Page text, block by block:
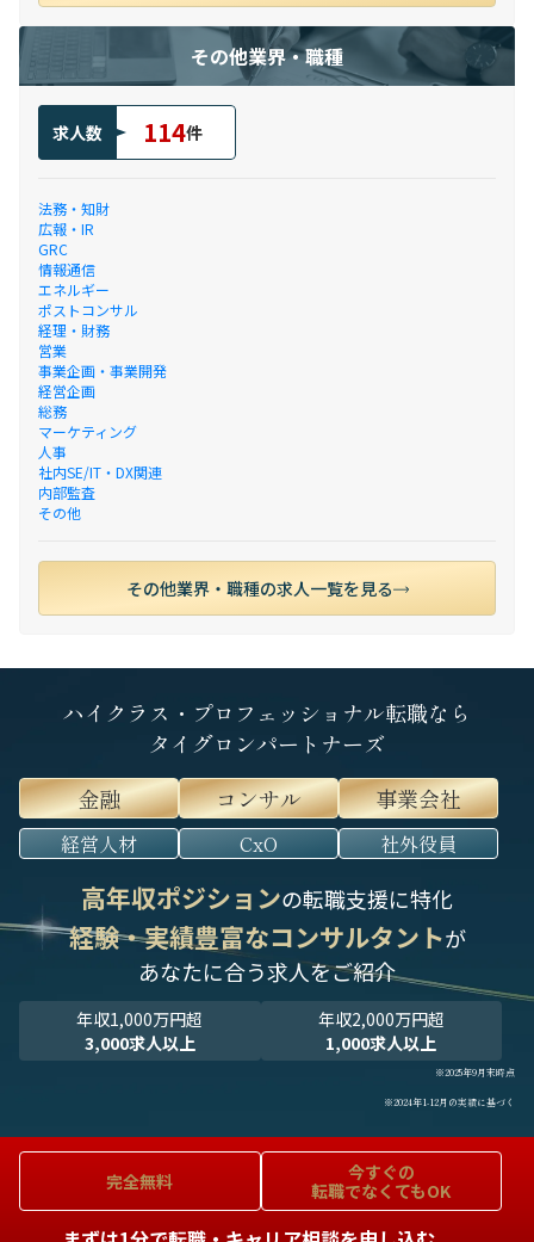
その他業界・職種
求人数 114件
法務・知財
広報・IR
GRC
情報通信
エネルギー
ポストコンサル
経理・財務
営業
事業企画・事業開発
経営企画
総務
マーケティング
人事
社内SE/IT・DX関連
内部監査
その他
その他業界・職種の求人一覧を見る
ハイクラス・プロフェッショナル転職なら
タイグロンパートナーズ
金融
コンサル 事業会社
経営人材 CxO 社外役員
高年収ポジションの転職支援に特化
経験・実績豊富なコンサルタントが
あなたに合う求人をご紹介
年収1,000万円超
3,000求人以上
年収2,000万円超
1,000求人以上
※2025年9月末時点
※2024年1-12月の実績に基づく
完全無料
今すぐの
転職でなくてもOK